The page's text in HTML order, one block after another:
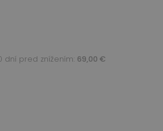
pred znížením: 69,00 €